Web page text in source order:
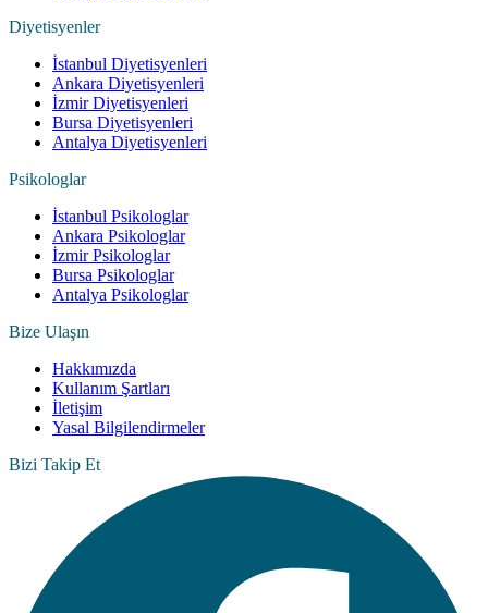
Diyetisyenler
İstanbul Diyetisyenleri
Ankara Diyetisyenleri
İzmir Diyetisyenleri
Bursa Diyetisyenleri
Antalya Diyetisyenleri
Psikologlar
İstanbul Psikologlar
Ankara Psikologlar
İzmir Psikologlar
Bursa Psikologlar
Antalya Psikologlar
Bize Ulaşın
Hakkımızda
Kullanım Şartları
İletişim
Yasal Bilgilendirmeler
Bizi Takip Et